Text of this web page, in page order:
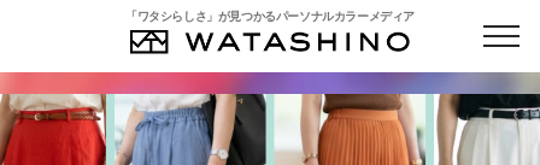
「ワタシらしさ」が見つかるパーソナルカラーメディア